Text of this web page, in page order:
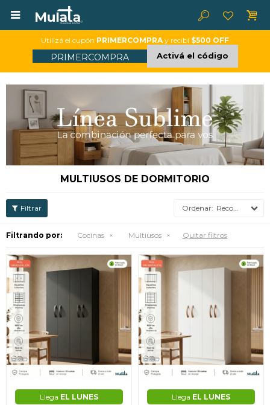

Utilizá el cupón PRIMERCOMPRA y recibí $500 OFF
PRIMERCOMPRA Activá el código
MULTIUSOS DE DORMITORIO
Recomendados
Filtrando por: Cocinas Multiusos Quitar filtros
Llega EL LUNES
Llega EL LUNES